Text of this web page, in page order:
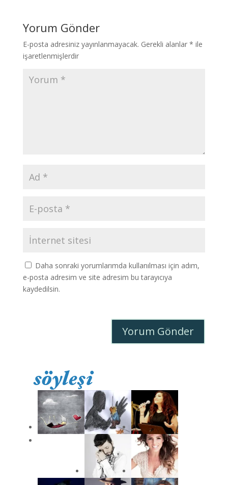
Yorum Gönder
E-posta adresiniz yayınlanmayacak. Gerekli alanlar * ile
işaretlenmişlerdir
Daha sonraki yorumlarımda kullanılması için adım,
e-posta adresim ve site adresim bu tarayıcıya
kaydedilsin.